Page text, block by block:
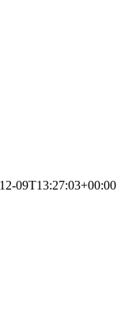
09T13:27:03+00:00